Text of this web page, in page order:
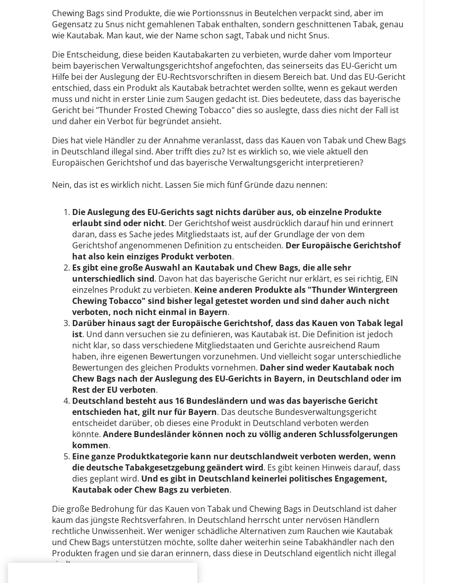
Chewing Bags sind Produkte, die wie Portionssnus in Beutelchen verpackt sind, aber im
Gegensatz zu Snus nicht gemahlenen Tabak enthalten, sondern geschnittenen Tabak, genau
wie Kautabak. Man kaut, wie der Name schon sagt, Tabak und nicht Snus.
Die Entscheidung, diese beiden Kautabakarten zu verbieten, wurde daher vom Importeur
beim bayerischen Verwaltungsgerichtshof angefochten, das seinerseits das EU-Gericht um
Hilfe bei der Auslegung der EU-Rechtsvorschriften in diesem Bereich bat. Und das EU-Gericht
entschied, dass ein Produkt als Kautabak betrachtet werden sollte, wenn es gekaut werden
muss und nicht in erster Linie zum Saugen gedacht ist. Dies bedeutete, dass das bayerische
Gericht bei "Thunder Frosted Chewing Tobacco" dies so auslegte, dass dies nicht der Fall ist
und daher ein Verbot für begründet ansieht.
Dies hat viele Händler zu der Annahme veranlasst, dass das Kauen von Tabak und Chew Bags
in Deutschland illegal sind. Aber trifft dies zu? Ist es wirklich so, wie viele aktuell den
Europäischen Gerichtshof und das bayerische Verwaltungsgericht interpretieren?
Nein, das ist es wirklich nicht. Lassen Sie mich fünf Gründe dazu nennen:
Die Auslegung des EU-Gerichts sagt nichts darüber aus, ob einzelne Produkte
erlaubt sind oder nicht. Der Gerichtshof weist ausdrücklich darauf hin und erinnert
daran, dass es Sache jedes Mitgliedstaats ist, auf der Grundlage der von dem
Gerichtshof angenommenen Definition zu entscheiden. Der Europäische Gerichtshof
hat also kein einziges Produkt verboten.
Es gibt eine große Auswahl an Kautabak und Chew Bags, die alle sehr
unterschiedlich sind. Davon hat das bayerische Gericht nur erklärt, es sei richtig, EIN
einzelnes Produkt zu verbieten. Keine anderen Produkte als "Thunder Wintergreen
Chewing Tobacco" sind bisher legal getestet worden und sind daher auch nicht
verboten, noch nicht einmal in Bayern.
Darüber hinaus sagt der Europäische Gerichtshof, dass das Kauen von Tabak legal
ist. Und dann versuchen sie zu definieren, was Kautabak ist. Die Definition ist jedoch
nicht klar, so dass verschiedene Mitgliedstaaten und Gerichte ausreichend Raum
haben, ihre eigenen Bewertungen vorzunehmen. Und vielleicht sogar unterschiedliche
Bewertungen des gleichen Produkts vornehmen. Daher sind weder Kautabak noch
Chew Bags nach der Auslegung des EU-Gerichts in Bayern, in Deutschland oder im
Rest der EU verboten.
Deutschland besteht aus 16 Bundesländern und was das bayerische Gericht
entschieden hat, gilt nur für Bayern. Das deutsche Bundesverwaltungsgericht
entscheidet darüber, ob dieses eine Produkt in Deutschland verboten werden
könnte. Andere Bundesländer können noch zu völlig anderen Schlussfolgerungen
kommen.
Eine ganze Produktkategorie kann nur deutschlandweit verboten werden, wenn
die deutsche Tabakgesetzgebung geändert wird. Es gibt keinen Hinweis darauf, dass
dies geplant wird. Und es gibt in Deutschland keinerlei politisches Engagement,
Kautabak oder Chew Bags zu verbieten.
Die große Bedrohung für das Kauen von Tabak und Chewing Bags in Deutschland ist daher
kaum das jüngste Rechtsverfahren. In Deutschland herrscht unter nervösen Händlern
rechtliche Unwissenheit. Wer weniger schädliche Alternativen zum Rauchen wie Kautabak
und Chew Bags unterstützen möchte, sollte daher weiterhin seine Tabakhändler nach den
Produkten fragen und sie daran erinnern, dass diese in Deutschland eigentlich nicht illegal
sind!